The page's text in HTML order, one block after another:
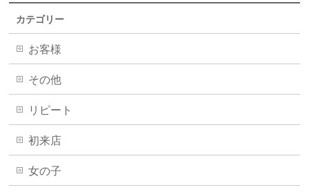
カテゴリー
お客様
その他
リピート
初来店
女の子